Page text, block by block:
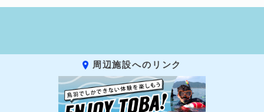
周辺施設へのリンク